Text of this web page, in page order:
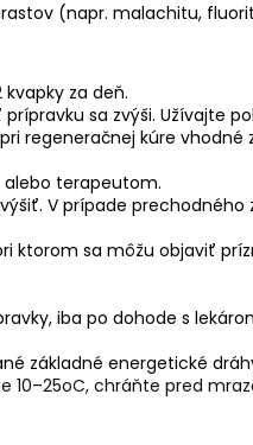
(napr. malachitu,
kvapky za deň.
sa zvýši. Užívajte
regeneračnej kúre
alebo terapeutom.
V prípade prechodného
ktorom sa môžu objaviť
iba po dohode s
základné energetické
chráňte pred